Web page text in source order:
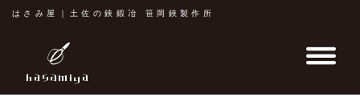
はさみ屋｜土佐の鋏鍛冶 笹岡鋏製作所